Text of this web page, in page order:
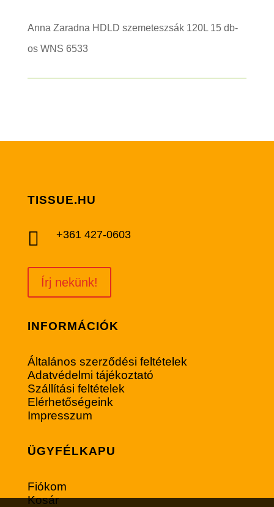
Anna Zaradna HDLD szemeteszsák 120L 15 db-
os WNS 6533
TISSUE.HU
 +361 427-0603
Írj nekünk!
INFORMÁCIÓK
Általános szerződési feltételek
Adatvédelmi tájékoztató
Szállítási feltételek
Elérhetőségeink
Impresszum
ÜGYFÉLKAPU
Fiókom
Kosár